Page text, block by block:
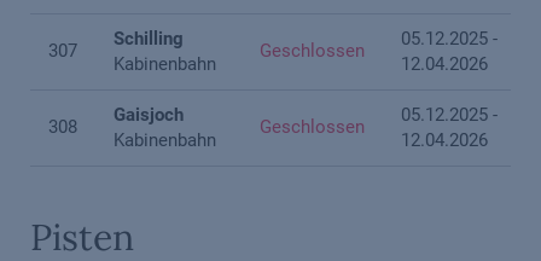
307
Schilling
Kabinenbahn
Geschlossen
05.12.2025 -
12.04.2026
308
Gaisjoch
Kabinenbahn
Geschlossen
05.12.2025 -
12.04.2026
Pisten